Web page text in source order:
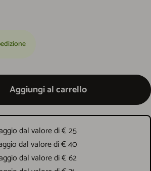
Aggiungi al carrello
dal valore di € 25
dal valore di € 40
dal valore di € 62